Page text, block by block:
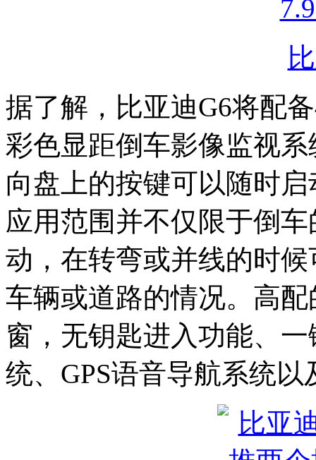
据了解，比亚迪G6将配
彩色显距倒车影像监视
向盘上的按键可以随时
应用范围并不仅限于倒
动，在转弯或并线的时
车辆或道路的情况。高
窗，无钥匙进入功能、
统、GPS语音导航系统